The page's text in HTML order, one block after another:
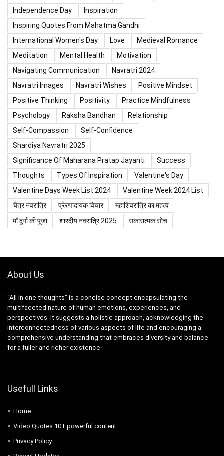
Independence Day
Inspiration
Inspiring Quotes From Mahatma Gandhi
International Women's Day
Love
Medieval Romance
Meditation
Mental Health
Motivation
Navigating Communication
Navratri 2024
Navratri Images
Navratri Wishes
Positive Mindset
Positive Thinking
Positivity
Practice Mindfulness
Psychology
Raksha Bandhan
Relationship
Self-Compassion
Self-Confidence
Shardiya Navratri 2025
Significance Of Maharana Pratap Jayanti
Success
Thoughts
Types Of Inspiration
Valentine's Day
Valentine Days Week List 2024
Valentine Week 2024 List
चैत्र नवरात्रि
प्रेरणादायक विचार
महाशिवरात्रि का महत्व
माँ दुर्गा की पूजा
शारदीय नवरात्रि 2025 सकारात्मक सोच
About Us
“All in one thoughts” is a concise concept encapsulating the
multifaceted nature of human emotions, experiences, and
perspectives. It suggests a holistic approach, acknowledging the
interconnectedness of various aspects of life and encouraging a
comprehensive understanding that embraces diversity and balance
for a fuller and richer existence.
Usefull Links
Home
Video Quotes 10+ powerful content
Privacy Policy